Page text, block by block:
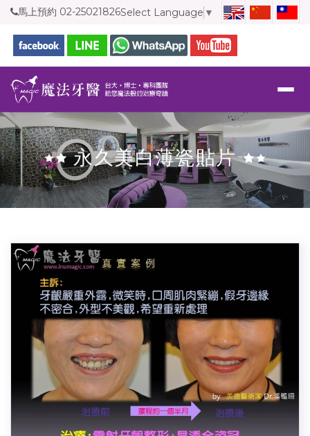
馬上預約 02-25021826Select Language ▼
永久美白薄瓷貼片